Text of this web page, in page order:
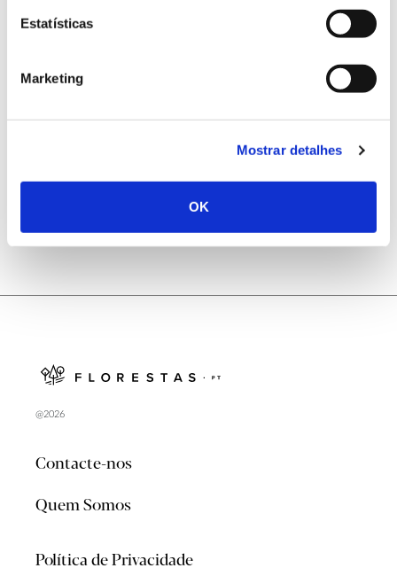
Estatísticas
Marketing
Mostrar detalhes
OK
@2026
Contacte-nos
Quem Somos
Política de Privacidade